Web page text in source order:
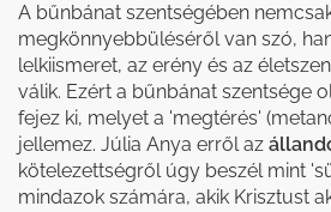
A bűnbánat szentségében
megkönnyebbüléséről van szó,
lelkiismeret, az erény és az
válik. Ezért a bűnbánat szentsége
fejez ki, melyet a 'megtérés'
jellemez. Júlia Anya erről az
kötelezettségről úgy beszél mint
mindazok számára, akik Krisztust